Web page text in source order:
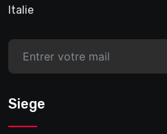
Italie
Siege